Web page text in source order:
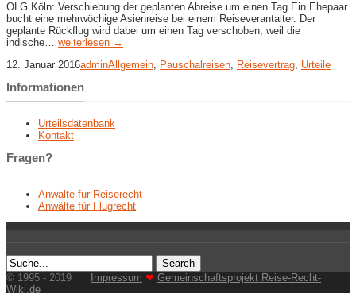
OLG Köln: Verschiebung der geplanten Abreise um einen Tag Ein Ehepaar
bucht eine mehrwöchige Asienreise bei einem Reiseverantalter. Der
geplante Rückflug wird dabei um einen Tag verschoben, weil die
indische… weiterlesen →
12. Januar 2016adminAllgemein, Pauschalreisen, Reisevertrag, Urteile
Informationen
Urteilsdatenbank
Kontakt
Fragen?
Anwälte für Reiserecht
Anwälte für Flugrecht
© 1995 - 2019 Impressum ❤ Gemeinschaftsprojekt Reise-Recht-
Wiki.de